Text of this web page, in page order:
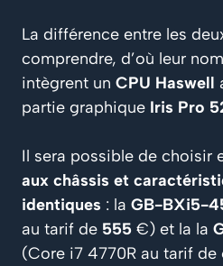
La différence entre les
comprendre, d’où leur
intègrent un CPU Haswell
partie graphique Iris Pro
Il sera possible de choisir
aux châssis et
identiques : la GB-BXi5-
au tarif de 555 €) et la la
(Core i7 4770R au tarif de